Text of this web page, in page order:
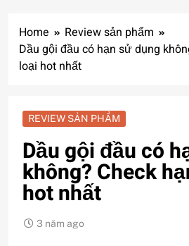
Home
Review sản phẩm
Dầu gội đầu có hạn sử dụng
loại hot nhất
REVIEW SẢN PHẨM
Dầu gội đầu có
không? Check
hot nhất
3 năm ago